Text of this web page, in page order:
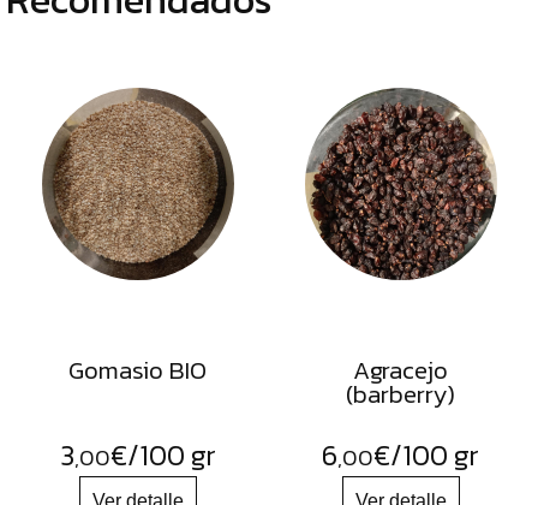
Gomasio BIO
3,00€/100 gr
Agracejo
(barberry)
6,00€/100 gr